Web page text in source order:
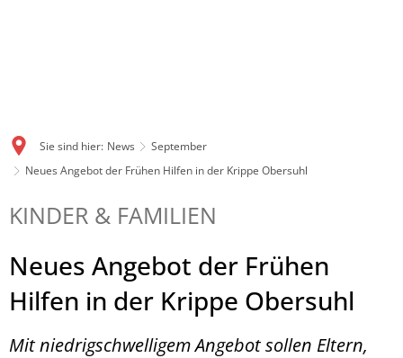
Sie sind hier: News
September
Neues Angebot der Frühen Hilfen in der Krippe Obersuhl
KINDER & FAMILIEN
Neues Angebot der Frühen
Hilfen in der Krippe Obersuhl
Mit niedrigschwelligem Angebot sollen Eltern,